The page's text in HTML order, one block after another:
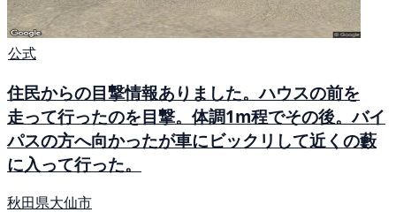
公式
住民からの目撃情報ありました。ハウスの前を
走って行ったのを目撃。体調1m程でその後。バイ
パスの方へ向かったが車にビックリして近くの藪
に入って行った。
秋田県大仙市